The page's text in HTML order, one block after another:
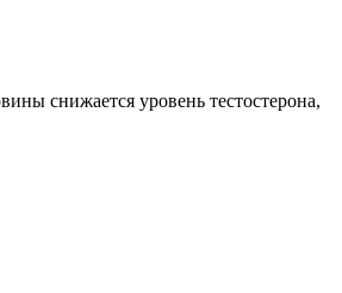
снижается уровень тестостерона,